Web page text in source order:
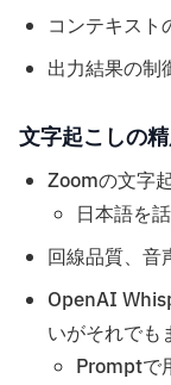
コンテキスト
出力結果の制
文字起こしの
Zoomの文字
日本語を
回線品質、音
OpenAI
いがそれでも
Promptで